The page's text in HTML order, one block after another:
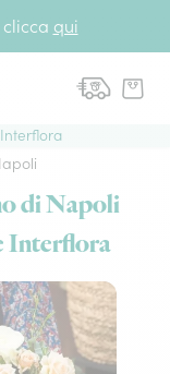
qui
di Napoli
Interflora